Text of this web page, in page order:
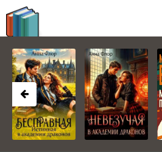
BOOKPLANETA.COM